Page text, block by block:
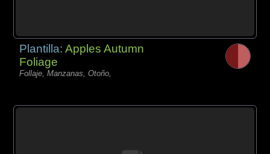
Plantilla:Apples Autumn
Foliage
Follaje, Manzanas, Otoño,